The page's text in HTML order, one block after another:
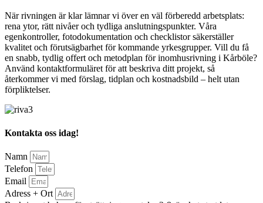
När rivningen är klar lämnar vi över en väl förberedd arbetsplats:
rena ytor, rätt nivåer och tydliga anslutningspunkter. Våra
egenkontroller, fotodokumentation och checklistor säkerställer
kvalitet och förutsägbarhet för kommande yrkesgrupper. Vill du få
en snabb, tydlig offert och metodplan för inomhusrivning i Kårböle?
Använd kontaktformuläret för att beskriva ditt projekt, så
återkommer vi med förslag, tidplan och kostnadsbild – helt utan
förpliktelser.
Kontakta oss idag!
Namn
Telefon
Email
Adress + Ort